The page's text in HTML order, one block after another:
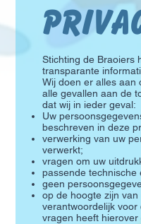
Stichting de Braoiers
transparante
Wij doen er alles aan
alle gevallen aan de
dat wij in ieder geval:
Uw
beschreven in deze
verwerking van uw
verwerkt;
vragen om uw
passende technische
geen
op de hoogte zijn
verantwoordelijk voor
vragen heeft